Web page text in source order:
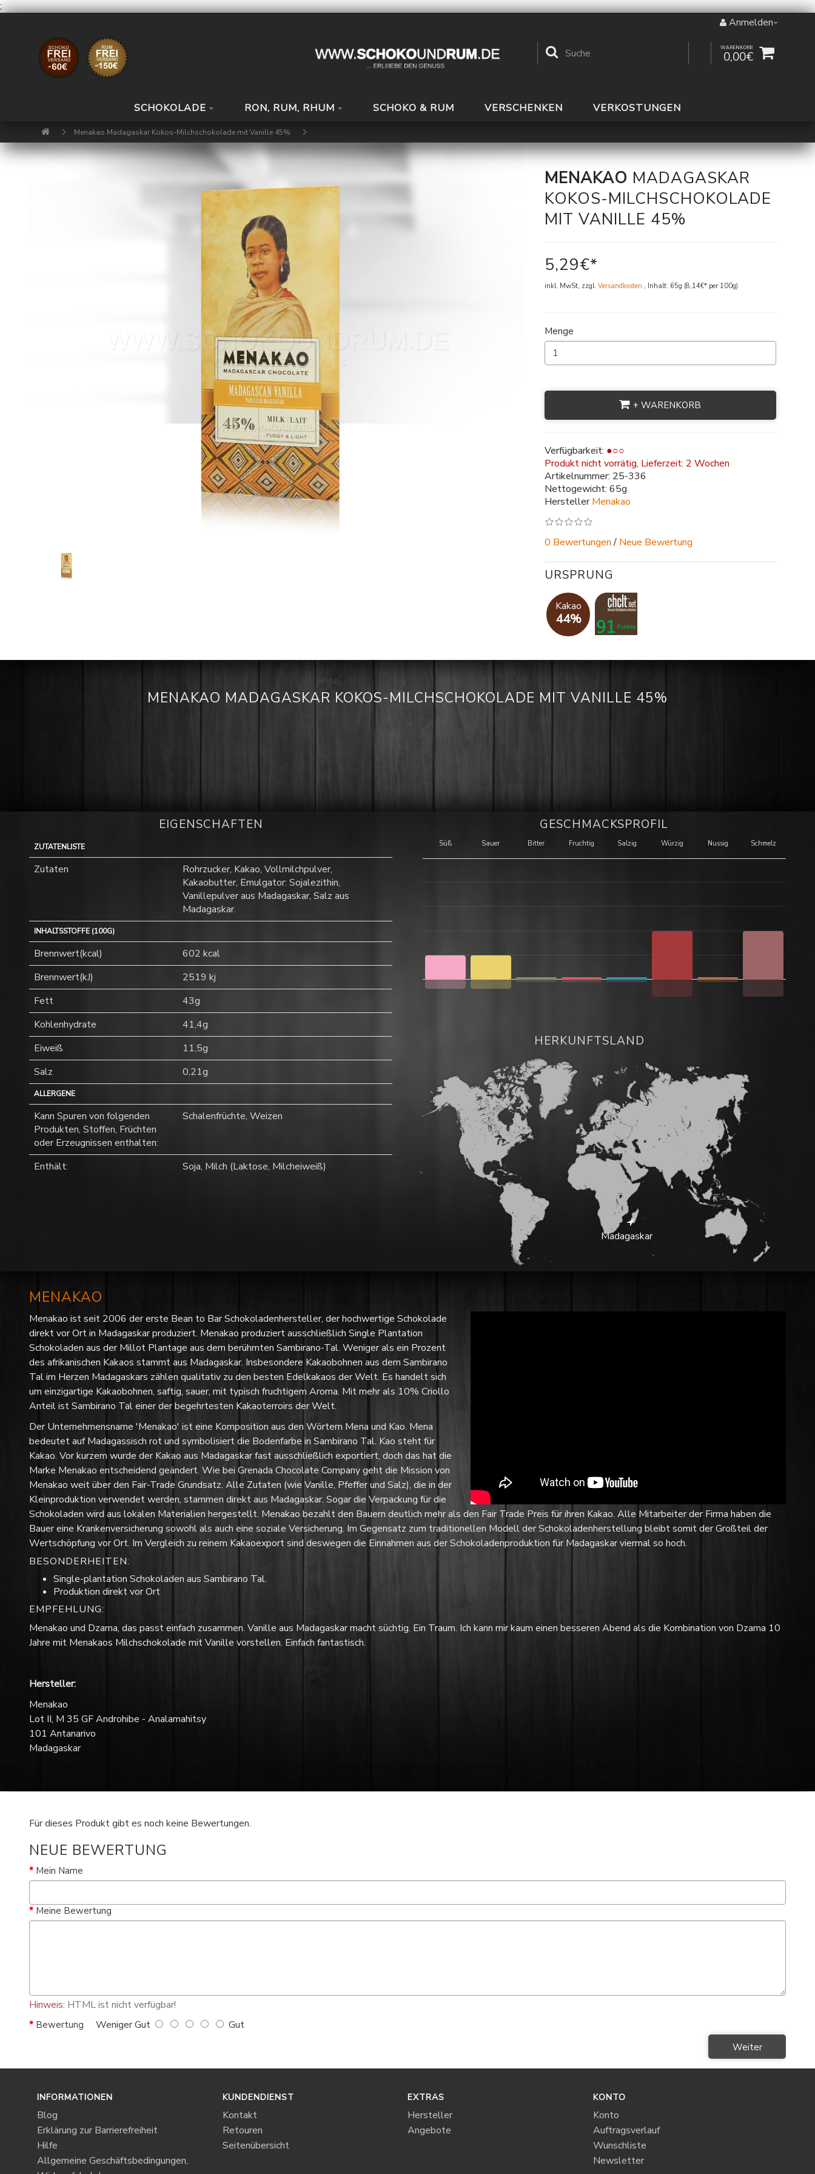
;
Anmelden
WARENKORB
0,00€
SCHOKOLADE RON, RUM, RHUM SCHOKO & RUM VERSCHENKEN VERKOSTUNGEN
Menakao Madagaskar Kokos-Milchschokolade mit Vanille 45%
MENAKAO MADAGASKAR
KOKOS-MILCHSCHOKOLADE
MIT VANILLE 45%
5,29€*
inkl. MwSt, zzgl. Versandkosten , Inhalt: 65g (8,14€* per 100g)
Menge
+ WARENKORB
Verfügbarkeit: ●○○
Produkt nicht vorrätig, Lieferzeit: 2 Wochen
Artikelnummer: 25-336
Nettogewicht: 65g
HerstellerMenakao
0 Bewertungen/ Neue Bewertung
URSPRUNG
Kakao
44%
MENAKAO MADAGASKAR KOKOS-MILCHSCHOKOLADE MIT VANILLE 45%
EIGENSCHAFTEN
ZUTATENLISTE
Zutaten
Rohrzucker, Kakao, Vollmilchpulver,
Kakaobutter, Emulgator: Sojalezithin,
Vanillepulver aus Madagaskar, Salz aus
Madagaskar.
INHALTSSTOFFE (100G)
Brennwert(kcal)
602 kcal
Brennwert(kJ)
2519 kj
Fett
43g
Kohlenhydrate
41,4g
Eiweiß
11,5g
Salz
0,21g
ALLERGENE
Kann Spuren von folgenden
Produkten, Stoffen, Früchten
oder Erzeugnissen enthalten:
Schalenfrüchte, Weizen
Enthält: Soja, Milch (Laktose, Milcheiweiß)
GESCHMACKSPROFIL
Süß Sauer Bitter Fruchtig Salzig Würzig Nussig Schmelz
HERKUNFTSLAND
Madagaskar
MENAKAO
Menakao ist seit 2006 der erste Bean to Bar Schokoladenhersteller, der hochwertige Schokolade
direkt vor Ort in Madagaskar produziert. Menakao produziert ausschließlich Single Plantation
Schokoladen aus der Millot Plantage aus dem berühmten Sambirano-Tal. Weniger als ein Prozent
des afrikanischen Kakaos stammt aus Madagaskar. Insbesondere Kakaobohnen aus dem Sambirano
Tal im Herzen Madagaskars zählen qualitativ zu den besten Edelkakaos der Welt. Es handelt sich
um einzigartige Kakaobohnen, saftig, sauer, mit typisch fruchtigem Aroma. Mit mehr als 10% Criollo
Anteil ist Sambirano Tal einer der begehrtesten Kakaoterroirs der Welt.
Der Unternehmensname 'Menakao' ist eine Komposition aus den Wörtern Mena und Kao. Mena
bedeutet auf Madagassisch rot und symbolisiert die Bodenfarbe in Sambirano Tal. Kao steht für
Kakao. Vor kurzem wurde der Kakao aus Madagaskar fast ausschließlich exportiert, doch das hat die
Marke Menakao entscheidend geändert. Wie bei Grenada Chocolate Company geht die Mission von
Menakao weit über den Fair-Trade Grundsatz. Alle Zutaten (wie Vanille, Pfeffer und Salz), die in der
Kleinproduktion verwendet werden, stammen direkt aus Madagaskar. Sogar die Verpackung für die
Schokoladen wird aus lokalen Materialien hergestellt. Menakao bezahlt den Bauern deutlich mehr als den Fair Trade Preis für ihren Kakao. Alle Mitarbeiter der Firma haben die
Bauer eine Krankenversicherung sowohl als auch eine soziale Versicherung. Im Gegensatz zum traditionellen Modell der Schokoladenherstellung bleibt somit der Großteil der
Wertschöpfung vor Ort. Im Vergleich zu reinem Kakaoexport sind deswegen die Einnahmen aus der Schokoladenproduktion für Madagaskar viermal so hoch.
BESONDERHEITEN:
Single-plantation Schokoladen aus Sambirano Tal.
Produktion direkt vor Ort
EMPFEHLUNG:
Menakao und Dzama, das passt einfach zusammen. Vanille aus Madagaskar macht süchtig. Ein Traum. Ich kann mir kaum einen besseren Abend als die Kombination von Dzama 10
Jahre mit Menakaos Milchschokolade mit Vanille vorstellen. Einfach fantastisch.
Hersteller:
Menakao
Lot II, M 35 GF Androhibe - Analamahitsy
101 Antanarivo
Madagaskar
Für dieses Produkt gibt es noch keine Bewertungen.
NEUE BEWERTUNG
Mein Name
Meine Bewertung
Hinweis: HTML ist nicht verfügbar!
Bewertung Weniger Gut Gut
Weiter
INFORMATIONEN
Blog
Erklärung zur Barrierefreiheit
Hilfe
Allgemeine Geschäftsbedingungen,
KUNDENDIENST
Kontakt
Retouren
Seitenübersicht
EXTRAS
Hersteller
Angebote
KONTO
Konto
Auftragsverlauf
Wunschliste
Newsletter